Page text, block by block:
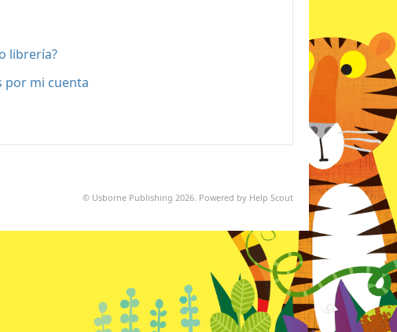
librería?
por mi cuenta
© Usborne Publishing 2026. Powered by Help Scout